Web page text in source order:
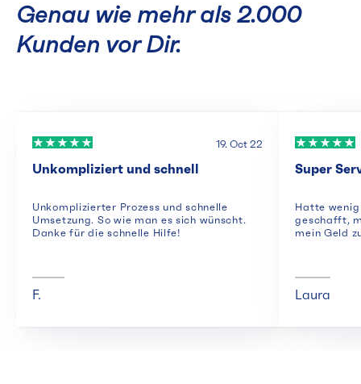
Genau wie mehr als 2.000
Kunden vor Dir.
19. Oct 22
Unkompliziert und schnell
Unkomplizierter Prozess und schnelle
Umsetzung. So wie man es sich wünscht.
Danke für die schnelle Hilfe!
F.
Super
Hatte
geschafft,
mein Geld
Laura